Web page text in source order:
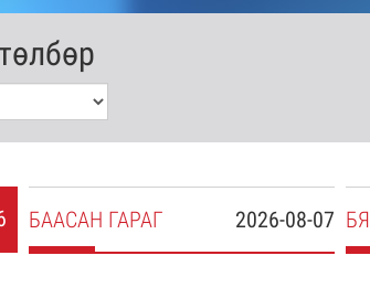
2026-08-07
БААСАН ГАРАГ БЯ